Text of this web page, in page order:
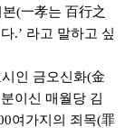
(一孝는 百行之
.’ 라고 말하고 싶
인 금오신화(金
이신 매월당 김
여가지의 죄목(罪